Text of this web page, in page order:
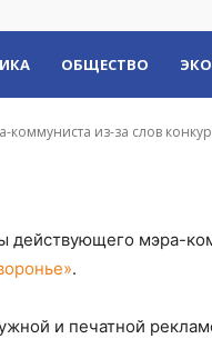
ОБЩЕСТВО
из-за слов
слов
мэра-
.
и печатной